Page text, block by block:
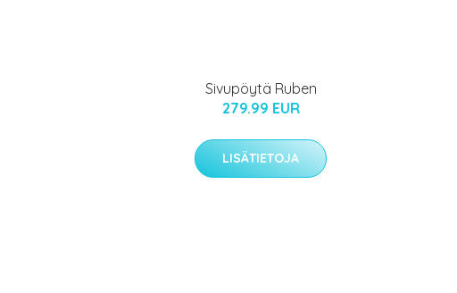
Sivupöytä Ruben
279.99 EUR
LISÄTIETOJA